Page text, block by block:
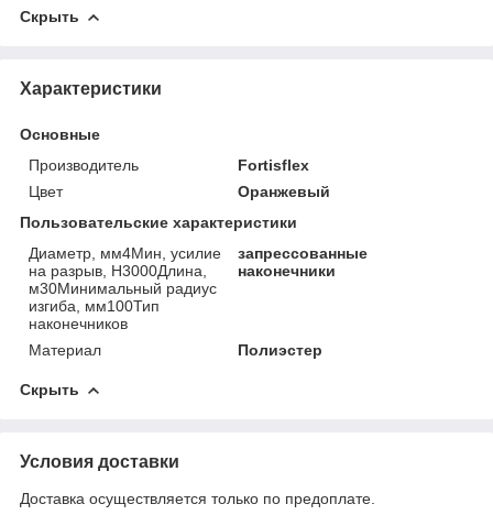
Скрыть
Характеристики
Основные
Производитель
Fortisflex
Цвет
Оранжевый
Пользовательские характеристики
Диаметр, мм4Мин, усилие
на разрыв, Н3000Длина,
м30Минимальный радиус
изгиба, мм100Тип
наконечников
запрессованные
наконечники
Материал Полиэстер
Скрыть
Условия доставки
Доставка осуществляется только по предоплате.